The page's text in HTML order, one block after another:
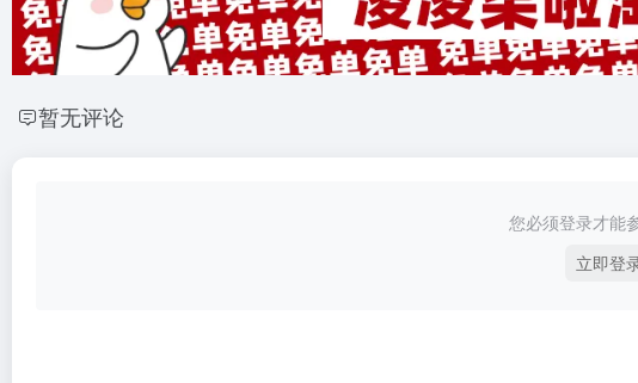
暂无评论
您必须登录才能
立即登